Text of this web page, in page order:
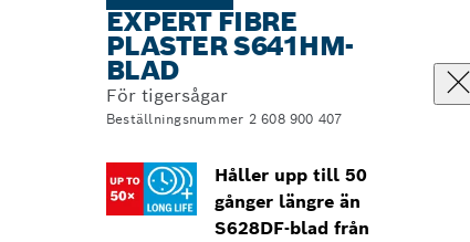
EXPERT FIBRE
PLASTER S641HM-
BLAD
För tigersågar
Beställningsnummer 2 608 900 407
Håller upp till 50
gånger längre än
S628DF-blad från